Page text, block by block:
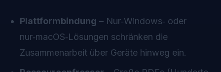
Plattformbindung – Nur‑Windows‑ oder
nur‑macOS‑Lösungen schränken die
Zusammenarbeit über Geräte hinweg ein.